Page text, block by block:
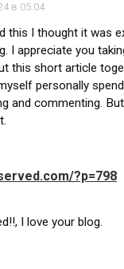
в 05:04
this I thought it was
I appreciate you
this short article
personally
and commenting.
?p=798
I love your blog.